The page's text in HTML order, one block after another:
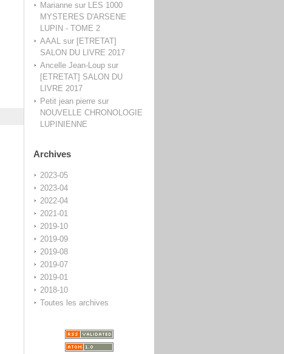
Mariannesur LES 1000
MYSTERES D'ARSENE
LUPIN - TOME 2
AAALsur [ETRETAT]
SALON DU LIVRE 2017
Ancelle Jean-Loupsur
[ETRETAT] SALON DU
LIVRE 2017
Petit jean pierresur
NOUVELLE CHRONOLOGIE
LUPINIENNE
Archives
2023-05
2023-04
2022-04
2021-01
2019-10
2019-09
2019-08
2019-07
2019-01
2018-10
Toutes les archives